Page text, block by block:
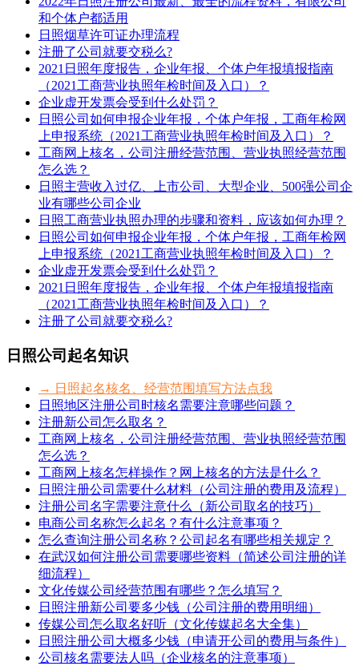
和个体户都适用
日照烟草许可证办理流程
注册了公司就要交税么?
2021日照年度报告，企业年报、个体户年报填报指南
（2021工商营业执照年检时间及入口）？
企业虚开发票会受到什么处罚？
日照公司如何申报企业年报，个体户年报，工商年检网
上申报系统（2021工商营业执照年检时间及入口）？
工商网上核名，公司注册经营范围、营业执照经营范围
怎么选？
日照主营收入过亿、上市公司、大型企业、500强公司企
业有哪些公司企业
日照工商营业执照办理的步骤和资料，应该如何办理？
日照公司如何申报企业年报，个体户年报，工商年检网
上申报系统（2021工商营业执照年检时间及入口）？
企业虚开发票会受到什么处罚？
2021日照年度报告，企业年报、个体户年报填报指南
（2021工商营业执照年检时间及入口）？
注册了公司就要交税么?
日照公司起名知识
→ 日照起名核名、经营范围填写方法点我
日照地区注册公司时核名需要注意哪些问题？
注册新公司怎么取名？
工商网上核名，公司注册经营范围、营业执照经营范围
怎么选？
工商网上核名怎样操作？网上核名的方法是什么？
日照注册公司需要什么材料（公司注册的费用及流程）
注册公司名字需要注意什么（新公司取名的技巧）
电商公司名称怎么起名？有什么注意事项？
怎么查询注册公司名称？公司起名有哪些相关规定？
在武汉如何注册公司需要哪些资料（简述公司注册的详
细流程）
文化传媒公司经营范围有哪些？怎么填写？
日照注册新公司要多少钱（公司注册的费用明细）
传媒公司怎么取名好听（文化传媒起名大全集）
日照注册公司大概多少钱（申请开公司的费用与条件）
公司核名需要法人吗（企业核名的注意事项）